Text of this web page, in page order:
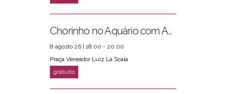
Chorinho no Aquário com Amigos da Música e Mari Torres
8 agosto 26 | 18:00 - 20:00
Praça Vereador Luiz La Scala